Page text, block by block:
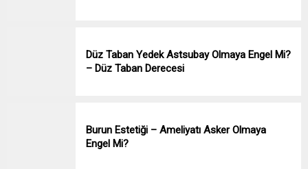
Düz Taban Yedek Astsubay Olmaya Engel Mi?
– Düz Taban Derecesi
Burun Estetiği – Ameliyatı Asker Olmaya
Engel Mi?